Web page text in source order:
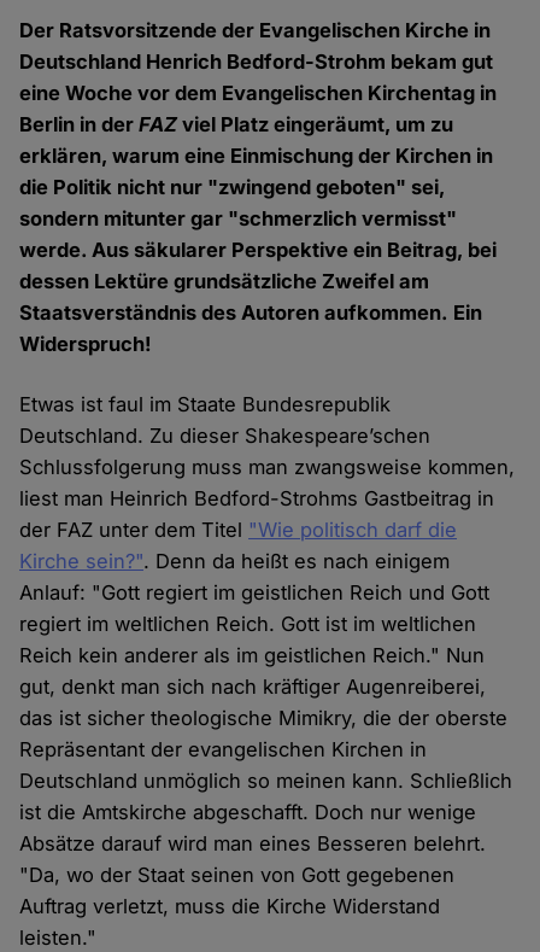
Der Ratsvorsitzende der Evangelischen Kirche in
Deutschland Henrich Bedford-Strohm bekam gut
eine Woche vor dem Evangelischen Kirchentag in
Berlin in derFAZ viel Platz eingeräumt, um zu
erklären, warum eine Einmischung der Kirchen in
die Politik nicht nur "zwingend geboten" sei,
sondern mitunter gar "schmerzlich vermisst"
werde. Aus säkularer Perspektive ein Beitrag, bei
dessen Lektüre grundsätzliche Zweifel am
Staatsverständnis des Autoren aufkommen. Ein
Widerspruch!
Etwas ist faul im Staate Bundesrepublik
Deutschland. Zu dieser Shakespeare’schen
Schlussfolgerung muss man zwangsweise kommen,
liest man Heinrich Bedford-Strohms Gastbeitrag in
der FAZ unter dem Titel "Wie politisch darf die
Kirche sein?". Denn da heißt es nach einigem
Anlauf: "Gott regiert im geistlichen Reich und Gott
regiert im weltlichen Reich. Gott ist im weltlichen
Reich kein anderer als im geistlichen Reich." Nun
gut, denkt man sich nach kräftiger Augenreiberei,
das ist sicher theologische Mimikry, die der oberste
Repräsentant der evangelischen Kirchen in
Deutschland unmöglich so meinen kann. Schließlich
ist die Amtskirche abgeschafft. Doch nur wenige
Absätze darauf wird man eines Besseren belehrt.
"Da, wo der Staat seinen von Gott gegebenen
Auftrag verletzt, muss die Kirche Widerstand
leisten."